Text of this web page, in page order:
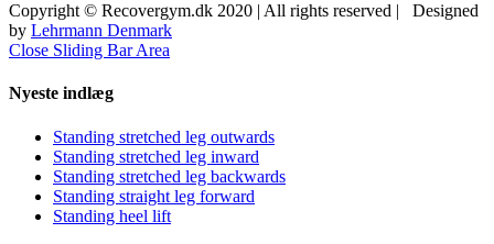
Copyright © Recovergym.dk 2020 | All rights reserved | Designed
by Lehrmann Denmark
Close Sliding Bar Area
Nyeste indlæg
Standing stretched leg outwards
Standing stretched leg inward
Standing stretched leg backwards
Standing straight leg forward
Standing heel lift